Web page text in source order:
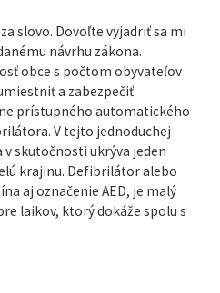
slovo. Dovoľte vyjadriť sa mi
návrhu zákona.
obce s počtom obyvateľov
a zabezpečiť
prístupného automatického
V tejto jednoduchej
v skutočnosti ukrýva jeden
krajinu. Defibrilátor alebo
aj označenie AED, je malý
laikov, ktorý dokáže spolu s